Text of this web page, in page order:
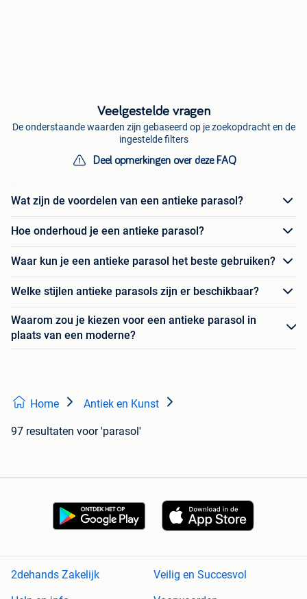
Veelgestelde vragen
De onderstaande waarden zijn gebaseerd op je zoekopdracht en de
ingestelde filters
Deel opmerkingen over deze FAQ
Wat zijn de voordelen van een antieke parasol?
Hoe onderhoud je een antieke parasol?
Waar kun je een antieke parasol het beste gebruiken?
Welke stijlen antieke parasols zijn er beschikbaar?
Waarom zou je kiezen voor een antieke parasol in
plaats van een moderne?
Home Antiek en Kunst
97 resultaten voor 'parasol'
2dehands Zakelijk
Veilig en Succesvol